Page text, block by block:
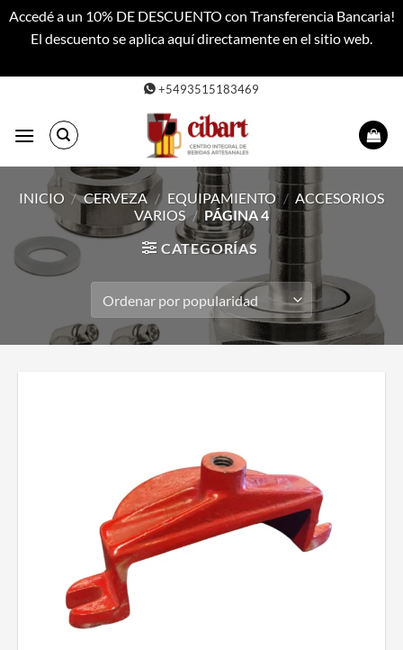
Accedé a un 10% DE DESCUENTO con Transferencia Bancaria!
El descuento se aplica aquí directamente en el sitio web.
contenido
+5493515183469
INICIO / CERVEZA / EQUIPAMIENTO / ACCESORIOS
VARIOS / PÁGINA 4
CATEGORÍAS